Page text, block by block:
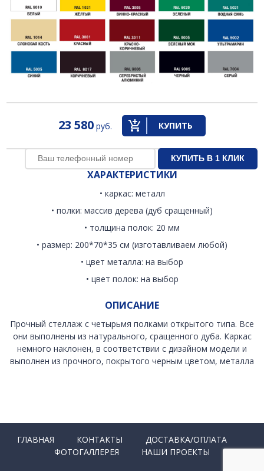
23 580 руб. КУПИТЬ
ХАРАКТЕРИСТИКИ
• каркас: металл
• полки: массив дерева (дуб сращенный)
• толщина полок: 20 мм
• размер: 200*70*35 см (изготавливаем любой)
• цвет металла: на выбор
• цвет полок: на выбор
ОПИСАНИЕ
Прочный стеллаж с четырьмя полками открытого типа. Все
они выполнены из натурального, сращенного дуба. Каркас
немного наклонен, в соответствии с дизайном модели и
выполнен из прочного, покрытого черным цветом, металла
ГЛАВНАЯ КОНТАКТЫ
ДОСТАВКА/ОПЛАТА
ФОТОГАЛЛЕРЕЯ
НАШИ ПРОЕКТЫ